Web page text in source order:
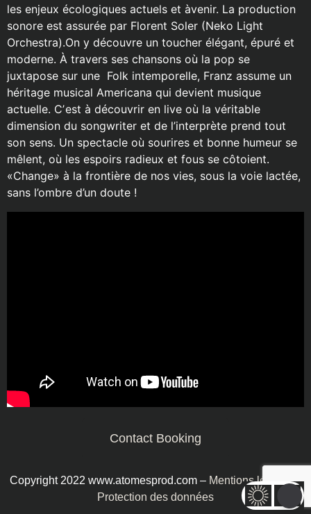
les enjeux écologiques actuels et àvenir. La production
sonore est assurée par Florent Soler (Neko Light
Orchestra).On y découvre un toucher élégant, épuré et
moderne. À travers ses chansons où la pop se
juxtapose sur une Folk intemporelle, Franz assume un
héritage musical Americana qui devient musique
actuelle. Cʼest à découvrir en live où la véritable
dimension du songwriter et de l’interprète prend tout
son sens. Un spectacle où sourires et bonne humeur se
mêlent, où les espoirs radieux et fous se côtoient.
«Change» à la frontière de nos vies, sous la voie lactée,
sans l’ombre d’un doute !
Contact Booking
Copyright 2022 www.atomesprod.com – Mentions légales–
Protection des données